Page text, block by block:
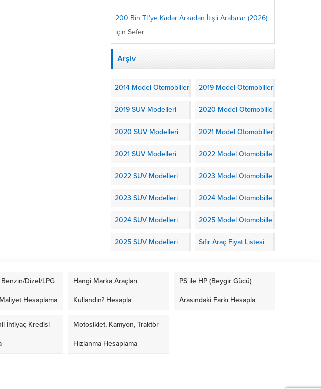
200 Bin TL’ye Kadar Arkadan İtişli Arabalar (2026)
için Sefer
Arşiv
2014 Model Otomobiller 2019 Model Otomobiller
2019 SUV Modelleri 2020 Model Otomobiller
2020 SUV Modelleri 2021 Model Otomobiller
2021 SUV Modelleri 2022 Model Otomobiller
2022 SUV Modelleri 2023 Model Otomobiller
2023 SUV Modelleri 2024 Model Otomobiller
2024 SUV Modelleri 2025 Model Otomobiller
2025 SUV Modelleri Sıfır Araç Fiyat Listesi
Dizel/LPG
Hesaplama
Hangi Marka Araçları
Kullandın? Hesapla
PS ile HP (Beygir Gücü)
Arasındaki Farkı Hesapla
İhtiyaç Kredisi Motosiklet, Kamyon, Traktör
Hızlanma Hesaplama